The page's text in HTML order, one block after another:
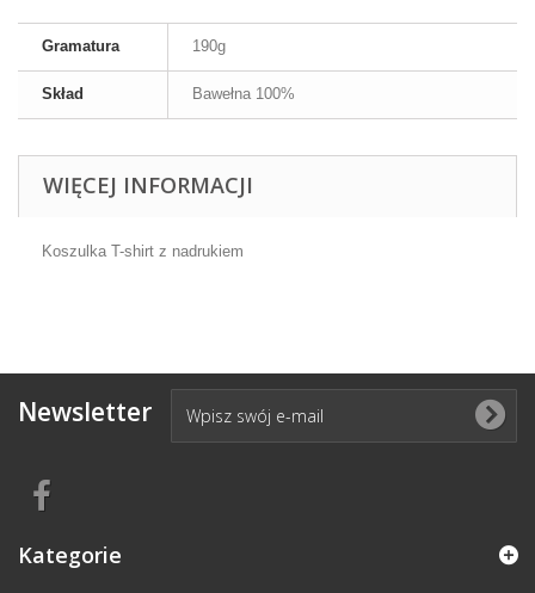
Gramatura 190g
Skład Bawełna 100%
WIĘCEJ INFORMACJI
Koszulka T-shirt z nadrukiem
Newsletter
Kategorie